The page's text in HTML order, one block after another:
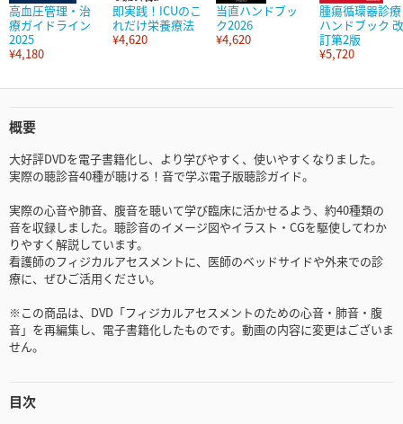
高血圧管理・治
療ガイドライン
2025
¥4,180
即実践！ICUのこ
れだけ栄養療法
¥4,620
当直ハンドブッ
ク2026
¥4,620
腫瘍循環器診療
ハンドブック 改
訂第2版
¥5,720
概要
大好評DVDを電子書籍化し、より学びやすく、使いやすくなりました。
実際の聴診音40種が聴ける！音で学ぶ電子版聴診ガイド。
実際の心音や肺音、腹音を聴いて学び臨床に活かせるよう、約40種類の
音を収録しました。聴診音のイメージ図やイラスト・CGを駆使してわか
りやすく解説しています。
看護師のフィジカルアセスメントに、医師のベッドサイドや外来での診
療に、ぜひご活用ください。
※この商品は、DVD「フィジカルアセスメントのための心音・肺音・腹
音」を再編集し、電子書籍化したものです。動画の内容に変更はございま
せん。
目次